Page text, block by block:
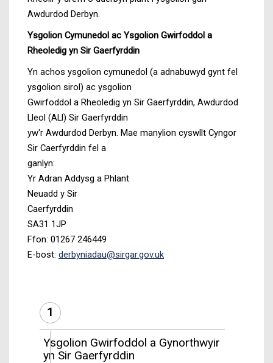
Awdurdod Derbyn.
Ysgolion Cymunedol ac Ysgolion Gwirfoddol a
Rheoledig yn Sir Gaerfyrddin
Yn achos ysgolion cymunedol (a adnabuwyd gynt fel
ysgolion sirol) ac ysgolion
Gwirfoddol a Rheoledig yn Sir Gaerfyrddin, Awdurdod
Lleol (ALl) Sir Gaerfyrddin
yw'r Awdurdod Derbyn. Mae manylion cyswllt Cyngor
Sir Caerfyrddin fel a
ganlyn:
Yr Adran Addysg a Phlant
Neuadd y Sir
Caerfyrddin
SA31 1JP
Ffon: 01267 246449
E-bost: derbyniadau@sirgar.gov.uk
1
Ysgolion Gwirfoddol a Gynorthwyir
yn Sir Gaerfyrddin